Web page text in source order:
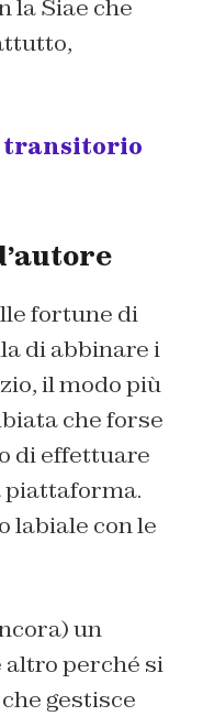
la Siae che
transitorio
fortune di
di abbinare i
il modo più
che forse
di effettuare
piattaforma.
labiale con le
un
altro perché si
gestisce